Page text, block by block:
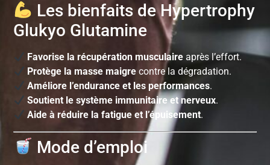
Les bienfaits de Hypertrophy
Glukyo Glutamine
Favorise la récupération musculaireaprès l’effort.
Protège la masse maigrecontre la dégradation.
Améliore l’endurance et les performances.
Soutient le système immunitaire et nerveux.
Aide à réduire la fatigue et l’épuisement.
Mode d’emploi